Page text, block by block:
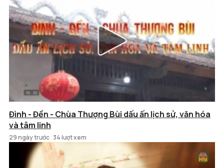
Đình - Đền - Chùa Thượng Bùi dấu ấn lịch sử, văn hóa
và tâm linh
29 ngày trước 34 lượt xem